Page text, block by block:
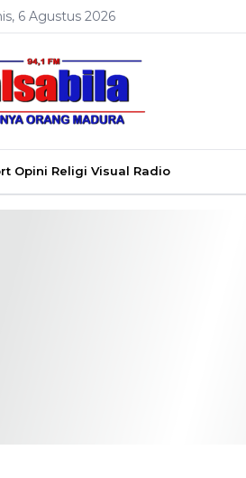
6 Agustus 2026
Opini Religi Visual Radio